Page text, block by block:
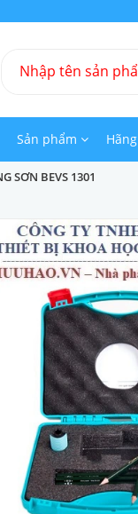
Sản phẩm
SƠN BEVS 1301